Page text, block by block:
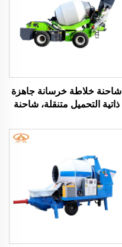
شاحنة خلاطة خرسانة جاهزة
ذاتية التحميل متنقلة، شاحنة
أسطوانية ذاتية التحميل
ومتنقلة، مع مضخة خلط
خرسانة عالية الجودة